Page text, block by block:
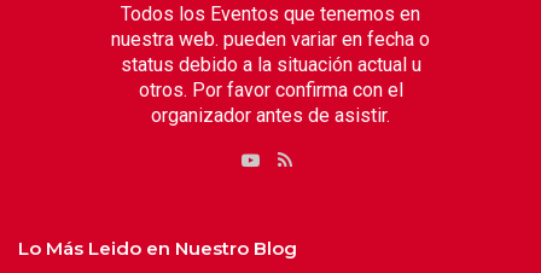
Todos los Eventos que tenemos en
nuestra web. pueden variar en fecha o
status debido a la situación actual u
otros. Por favor confirma con el
organizador antes de asistir.
RSS
Lo Más Leido en Nuestro Blog